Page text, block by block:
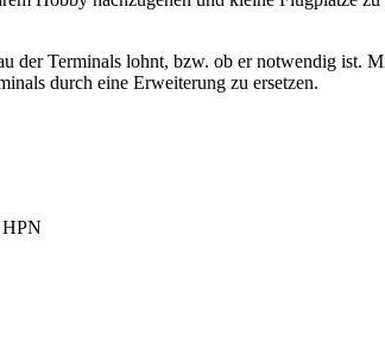
der Terminals lohnt, bzw. ob er notwendig ist.
durch eine Erweiterung zu ersetzen.
HPN